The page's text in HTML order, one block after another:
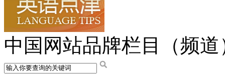
中国网站品牌栏目（频道